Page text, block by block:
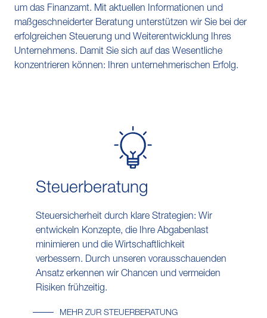
um das Finanzamt. Mit aktuellen Informationen und
maßgeschneiderter Beratung unterstützen wir Sie bei der
erfolgreichen Steuerung und Weiterentwicklung Ihres
Unternehmens. Damit Sie sich auf das Wesentliche
konzentrieren können: Ihren unternehmerischen Erfolg.
Steuer​beratung
Steuersicherheit durch klare Strategien: Wir
entwickeln Konzepte, die Ihre Abgabenlast
minimieren und die Wirtschaftlichkeit
verbessern. Durch unseren vorausschauenden
Ansatz erkennen wir Chancen und vermeiden
Risiken frühzeitig.
MEHR ZUR STEUERBERATUNG